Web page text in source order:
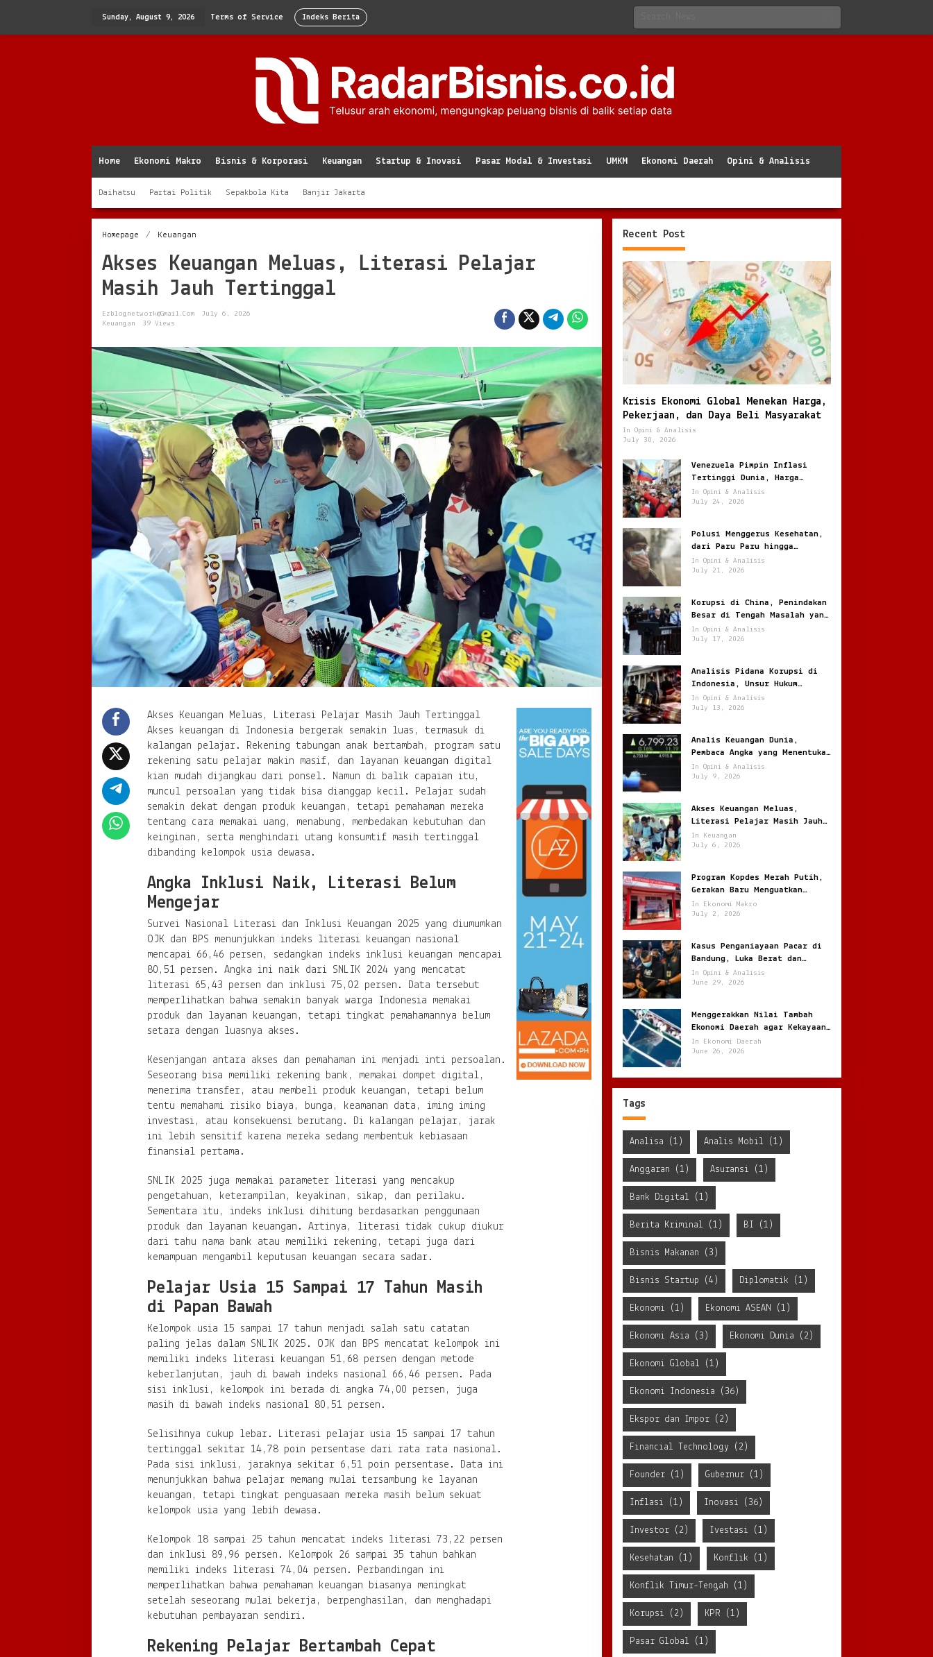
Sunday, August 9, 2026 Terms of Service Indeks Berita
Home Ekonomi Makro Bisnis & Korporasi Keuangan Startup & Inovasi Pasar Modal & Investasi UMKM Ekonomi Daerah Opini & Analisis
Daihatsu Partai Politik Sepakbola Kita Banjir Jakarta
Homepage / Keuangan
Meluas,
Literasi
Pelajar
Masih
Jauh
Akses Keuangan Meluas, Literasi Pelajar
Masih Jauh Tertinggal
Ezblognetwork@gmail.com
July 6, 2026
Keuangan
39 Views
Akses Keuangan Meluas, Literasi Pelajar Masih Jauh Tertinggal
Akses keuangan di Indonesia bergerak semakin luas, termasuk di
kalangan pelajar. Rekening tabungan anak bertambah, program satu
rekening satu pelajar makin masif, dan layanan
keuangan digital
kian mudah dijangkau dari ponsel. Namun di balik capaian itu,
muncul persoalan yang tidak bisa dianggap kecil. Pelajar sudah
semakin dekat dengan produk keuangan, tetapi pemahaman mereka
tentang cara memakai uang, menabung, membedakan kebutuhan dan
keinginan, serta menghindari utang konsumtif masih tertinggal
dibanding kelompok usia dewasa.
Angka Inklusi Naik, Literasi Belum
Mengejar
Survei Nasional Literasi dan Inklusi Keuangan 2025 yang diumumkan
OJK dan BPS menunjukkan indeks literasi keuangan nasional
mencapai 66,46 persen, sedangkan indeks inklusi keuangan mencapai
80,51 persen. Angka ini naik dari SNLIK 2024 yang mencatat
literasi 65,43 persen dan inklusi 75,02 persen. Data tersebut
memperlihatkan bahwa semakin banyak warga Indonesia memakai
produk dan layanan keuangan, tetapi tingkat pemahamannya belum
setara dengan luasnya akses.
Kesenjangan antara akses dan pemahaman ini menjadi inti persoalan.
Seseorang bisa memiliki rekening bank, memakai dompet digital,
menerima transfer, atau membeli produk keuangan, tetapi belum
tentu memahami risiko biaya, bunga, keamanan data, iming iming
investasi, atau konsekuensi berutang. Di kalangan pelajar, jarak
ini lebih sensitif karena mereka sedang membentuk kebiasaan
finansial pertama.
SNLIK 2025 juga memakai parameter literasi yang mencakup
pengetahuan, keterampilan, keyakinan, sikap, dan perilaku.
Sementara itu, indeks inklusi dihitung berdasarkan penggunaan
produk dan layanan keuangan. Artinya, literasi tidak cukup diukur
dari tahu nama bank atau memiliki rekening, tetapi juga dari
kemampuan mengambil keputusan keuangan secara sadar.
Pelajar Usia 15 Sampai 17 Tahun Masih
di Papan Bawah
Kelompok usia 15 sampai 17 tahun menjadi salah satu catatan
paling jelas dalam SNLIK 2025. OJK dan BPS mencatat kelompok ini
memiliki indeks literasi keuangan 51,68 persen dengan metode
keberlanjutan, jauh di bawah indeks nasional 66,46 persen. Pada
sisi inklusi, kelompok ini berada di angka 74,00 persen, juga
masih di bawah indeks nasional 80,51 persen.
Selisihnya cukup lebar. Literasi pelajar usia 15 sampai 17 tahun
tertinggal sekitar 14,78 poin persentase dari rata rata nasional.
Pada sisi inklusi, jaraknya sekitar 6,51 poin persentase. Data ini
menunjukkan bahwa pelajar memang mulai tersambung ke layanan
keuangan, tetapi tingkat penguasaan mereka masih belum sekuat
kelompok usia yang lebih dewasa.
Kelompok 18 sampai 25 tahun mencatat indeks literasi 73,22 persen
dan inklusi 89,96 persen. Kelompok 26 sampai 35 tahun bahkan
memiliki indeks literasi 74,04 persen. Perbandingan ini
memperlihatkan bahwa pemahaman keuangan biasanya meningkat
setelah seseorang mulai bekerja, berpenghasilan, dan menghadapi
kebutuhan pembayaran sendiri.
Rekening Pelajar Bertambah Cepat
Recent Post
Krisis Ekonomi Global Menekan Harga,
Pekerjaan, dan Daya Beli Masyarakat
In Opini & Analisis
July 30, 2026
Venezuela Pimpin Inflasi
Tertinggi Dunia, Harga
Melonjak Ratusan Persen
In Opini & Analisis
July 24, 2026
Polusi Menggerus Kesehatan,
dari Paru Paru hingga
Jantung
In Opini & Analisis
July 21, 2026
Korupsi di China, Penindakan
Besar di Tengah Masalah yang
Terus Berulang
In Opini & Analisis
July 17, 2026
Analisis Pidana Korupsi di
Indonesia, Unsur Hukum
hingga Pemulihan Aset
In Opini & Analisis
July 13, 2026
Analis Keuangan Dunia,
Pembaca Angka yang Menentukan
Arah Pasar Global
In Opini & Analisis
July 9, 2026
Akses Keuangan Meluas,
Literasi Pelajar Masih Jauh
Tertinggal
In Keuangan
July 6, 2026
Program Kopdes Merah Putih,
Gerakan Baru Menguatkan
Ekonomi Desa dari Akar Rumput
In Ekonomi Makro
July 2, 2026
Kasus Penganiayaan Pacar di
Bandung, Luka Berat dan
Penyekapan !
In Opini & Analisis
June 29, 2026
Menggerakkan Nilai Tambah
Ekonomi Daerah agar Kekayaan
Lokal Tidak Pergi Mentah
In Ekonomi Daerah
June 26, 2026
Tags
Analisa (1) Analis Mobil (1)
Anggaran (1) Asuransi (1)
Bank Digital (1)
Berita Kriminal (1) BI (1)
Bisnis Makanan (3)
Bisnis Startup (4) Diplomatik (1)
Ekonomi (1) Ekonomi ASEAN (1)
Ekonomi Asia (3) Ekonomi Dunia (2)
Ekonomi Global (1)
Ekonomi Indonesia (36)
Ekspor dan Impor(2)
Financial Technology(2)
Founder(1) Gubernur(1)
Inflasi (1) Inovasi (36)
Investor(2) Ivestasi (1)
Kesehatan (1) Konflik (1)
Konflik Timur-Tengah (1)
Korupsi (2) KPR (1)
Pasar Global (1)